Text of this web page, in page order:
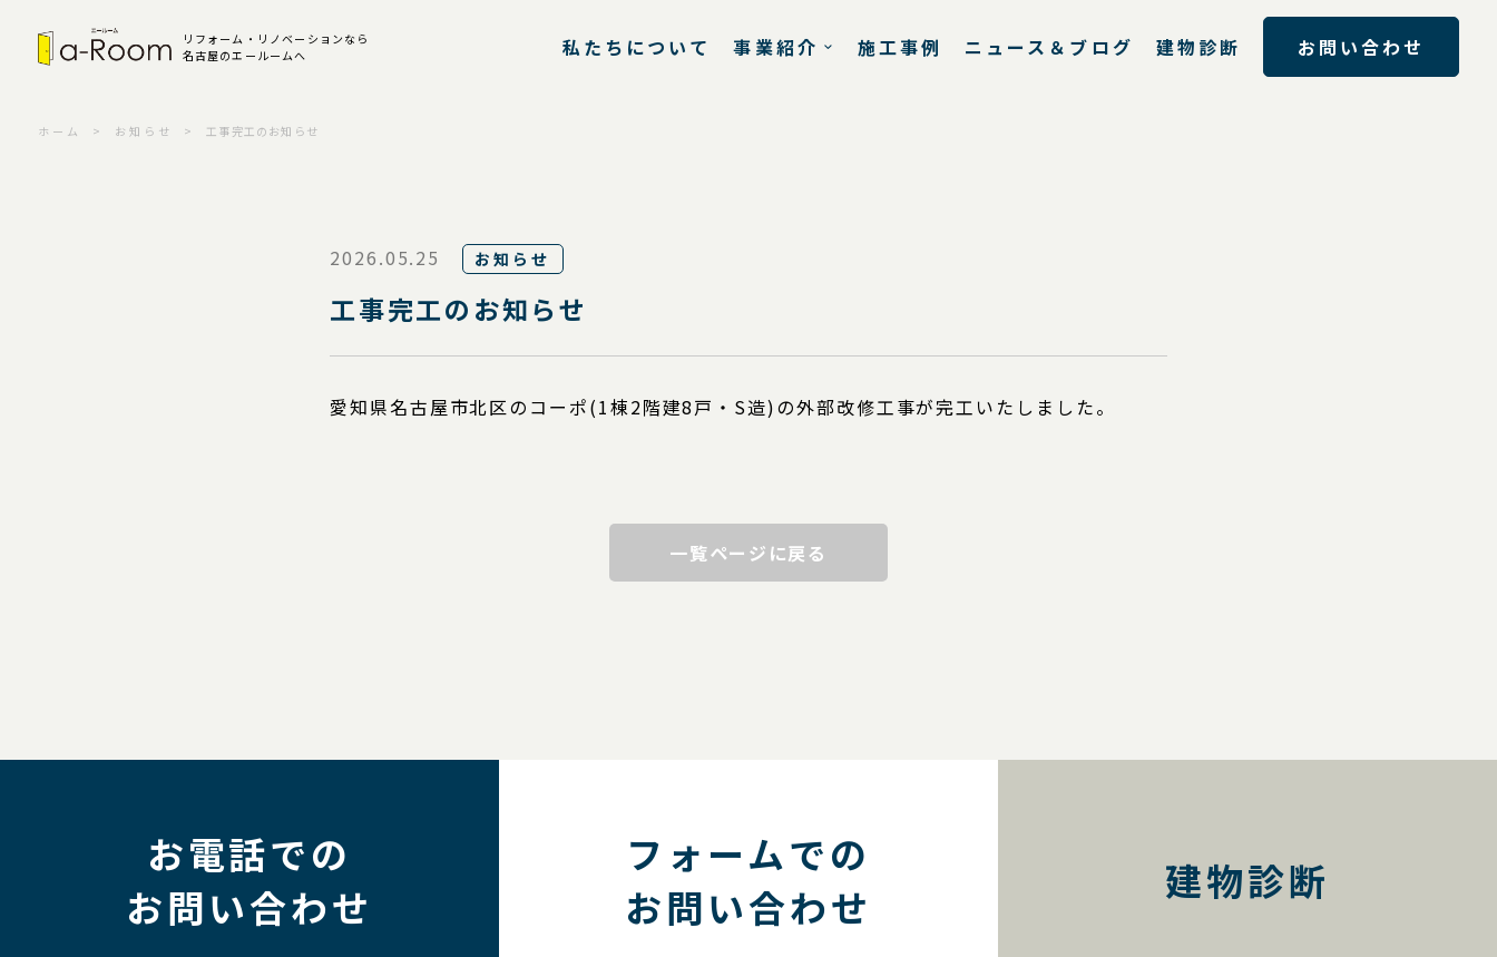
リフォーム・リノベーションなら
名古屋のエールームへ
私たちについて 事業紹介 施工事例 ニュース＆ブログ 建物診断 お問い合わせ
ホーム お知らせ 工事完工のお知らせ
2026.05.25 お知らせ
工事完工のお知らせ
愛知県名古屋市北区のコーポ(1棟2階建8戸・S造)の外部改修工事が完工いたしました。
一覧ページに戻る
お電話での
お問い合わせ
フォームでの
お問い合わせ
建物診断